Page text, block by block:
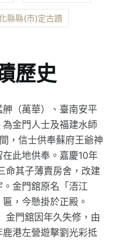
縣縣(市)定古蹟
歷史
（萬華）、臺南安平
金門人士及福建水師
信士供奉蘇府王爺神
此地供奉。嘉慶10年
命其子薄賣房舍，改建
金門舘原名「浯江
，今懸掛於正殿。
門舘因年久失修，由
港左營遊擊劉光彩抵